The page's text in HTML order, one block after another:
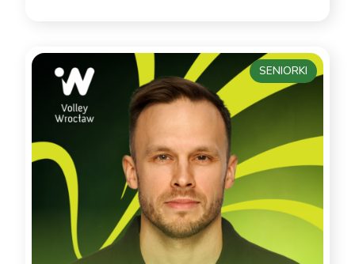
SENIORKI